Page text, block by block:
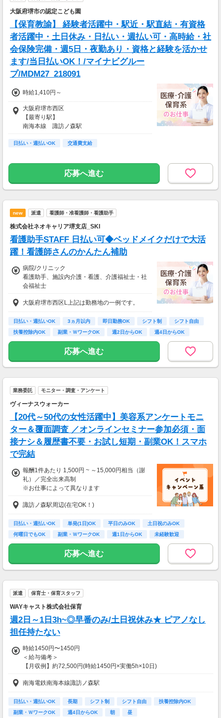
大阪府堺市の認定こども園
【保育教諭】 経験者活躍中・駅近・駅直結・有資格
者活躍中・土日休み・日払い・週払い可・高時給・社
会保険完備・週5日・夜勤あり・資格と経験を活かせ
ます/当日払いOK！/マイナビグルー
プ/MDM27_218091
時給1,410円～
大阪府堺市西区
【最寄り駅】
南海本線 諏訪ノ森駅
阪堺電軌阪堺線 船尾駅
【アクセス】
阪堺電軌阪堺線「船尾駅」より徒歩4分
日払い・週払いOK 交通費支給
応募へ進む
new 派遣 看護師・准看護師・看護助手
株式会社ネオキャリア堺支店_SKI
看護助手STAFF 日払い可◆ベッドメイクだけで大活
躍！看護師さんのかんたん補助
病院/クリニック
看護助手、施設内介護・看護、介護福祉士・社
会福祉士
時給1,300円～1,500円
※22時～翌5時の就労は深夜時給適用
※お給料は最短で週払いOK！（規定有）
※残業代は別途全額支給
大阪府堺市西区L上記は勤務地の一例です。
日払い・週払いOK 3ヵ月以内 即日勤務OK シフト制
シフト自由
扶養控除内OK
副業・ＷワークOK 週2日からOK 週4日からOK
応募へ進む
業務委託 モニター・調査・アンケート
ヴィーナスウォーカー
【20代～50代の女性活躍中】美容系アンケートモニ
ター＆覆面調査 ／オンラインセミナー参加必須・面
接ナシ＆履歴書不要・お試し短期・副業OK！スマホ
で完結
報酬1件あたり 1,500円 ~ ～15,000円相当（謝
礼）／完全出来高制
※お仕事によって異なります
※アンケート回答後、内容確認・承認を経て謝
礼をお支払いします
【お仕事の一例】
◆ 美容サプリのお試しモニター
キレイになりながらポイントがもらえる、人気
のモニターです！
・所要時間：10～20分
・謝礼金 ：500PT（1P＝1円）＋商品提供あ
◆ コスメのお試しモニター
ュー！
美容好きにぴったりの、楽しみながらできるお
仕事です。
・案件数 ：10～20件
・所要時間：10～20分
・謝礼金 ：500PT（1P＝1円）＋商品提供あ
り
諏訪ノ森駅周辺(在宅OK！)
日払い・週払いOK 単発(1日)OK 平日のみOK
土日祝のみOK
何曜日でもOK
副業・ＷワークOK 週1日からOK
未経験歓迎
大学生歓迎
応募へ進む
派遣 保育士・保育スタッフ
WAYキャスト株式会社保育
週2日～1日3h~◎早番のみ/土日祝休み★ ピアノなし
担任持たない
時給1450円〜1450円
＜給与備考＞
【月収例】約72,500円(時給1450円×実働5h×10日)
※月収例は一例であり保証するものではありません。
【給与備考】
◆日払い・週払いOK！
※シフト・勤務時間・業務内容により時給の変動あり
※紹介先の保育園によって時給が異なる場合がございます。
南海電鉄南海本線諏訪ノ森駅
日払い・週払いOK 長期 シフト制 シフト自由
扶養控除内OK
副業・ＷワークOK
週4日からOK 朝 昼